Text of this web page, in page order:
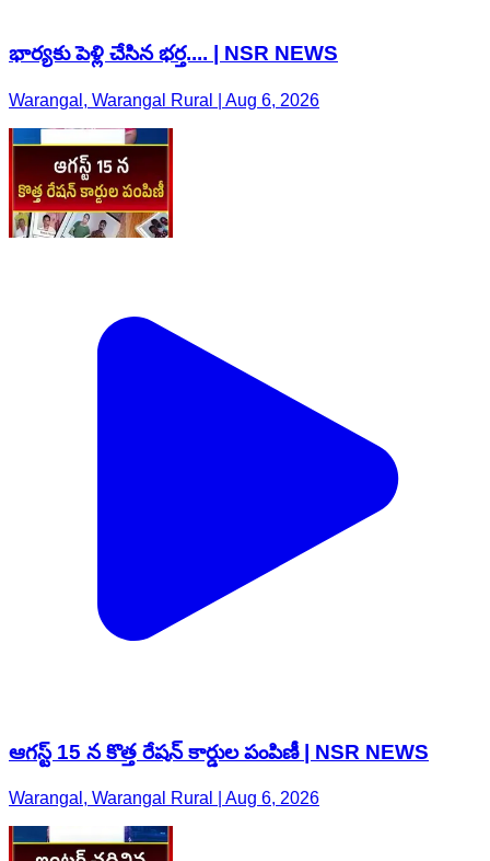
భార్యకు పెళ్లి చేసిన భర్త.... | NSR NEWS
Warangal, Warangal Rural | Aug 6, 2026
ఆగస్ట్ 15 న కొత్త రేషన్ కార్డుల పంపిణీ | NSR NEWS
Warangal, Warangal Rural | Aug 6, 2026